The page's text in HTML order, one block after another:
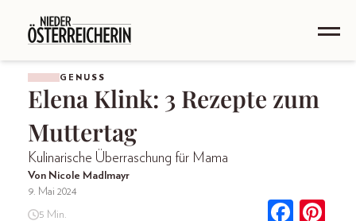
GENUSS
Elena Klink: 3 Rezepte zum
Muttertag
Kulinarische Überraschung für Mama
Von Nicole Madlmayr
9. Mai 2024
5 Min.